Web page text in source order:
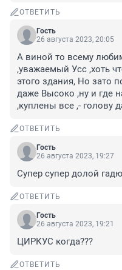
ОТВЕТИТЬ
Гость
26 августа 2023, 20:05
А виной то всему
,уважаемый Усс ,хоть
этого здания, Но зато
даже Высоко ,ну и где
,куплены все ,- голову
ОТВЕТИТЬ
Гость
26 августа 2023, 19:27
Супер супер долой
ОТВЕТИТЬ
Гость
26 августа 2023, 19:21
ЦИРКУС когда???
ОТВЕТИТЬ